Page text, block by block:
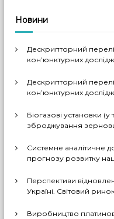
г
а
і
я
з
Новини
Дескрипторний
кон’юнктурних
Дескрипторний
кон’юнктурних досліджень (НТР), які виконані аналітиками
Біогазові установки (у
зброджування
рішення,
з отриманням
добрива тощо).
впровадження цих
Системне аналітичне
прогнозу розвитку
декількома
Перспективи
Україні. Світовий
Виробництво